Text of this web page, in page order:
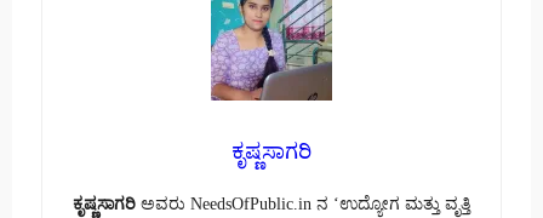
ಕೃಷ್ಣಸಾಗರಿ
ಕೃಷ್ಣಸಾಗರಿ ಅವರು NeedsOfPublic.in ನ ‘ಉದ್ಯೋಗ ಮತ್ತು ವೃತ್ತಿ